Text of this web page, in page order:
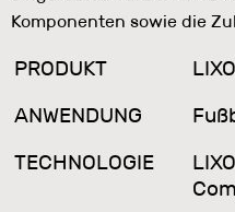
Komponenten sowie die
PRODUKT
ANWENDUNG
TECHNOLOGIE